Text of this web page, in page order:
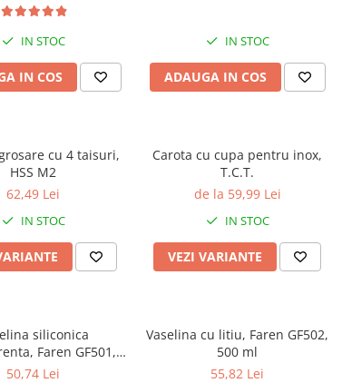
IN STOC
IN COS
IN STOC
ADAUGA IN COS
cu 4 taisuri,
HSS M2
62,49 Lei
IN STOC
Carota cu cupa pentru inox,
T.C.T.
de la 59,99 Lei
IN STOC
VEZI VARIANTE
siliconica
Faren GF501,
125 ml
50,74 Lei
Vaselina cu litiu, Faren GF502,
500 ml
55,82 Lei